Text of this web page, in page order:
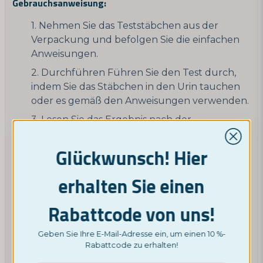
Gebrauchsanweisung:
Nehmen Sie das Teststäbchen aus der
Verpackung und befolgen Sie die einfachen
Anweisungen.
Durchführen Führen Sie den Test durch,
indem Sie das Stäbchen in den Urin tauchen
oder es gemäß den Anweisungen verwenden.
Lesen Sie das Ergebnis nach der
Verwenden Sie das Ergebnis, um die
fruchtbarsten Tage Ihres Zyklus zu ermitteln .
Nordischer Test Der Ovulationstest ist ein zuverlässiger
mit dem Nordictest Ovulationstest die besten Chancen,
heute Ihr Paket und übernehmen Sie die Kontrolle
Glückwunsch! Hier
erhalten Sie einen
Rabattcode von uns!
Geben Sie Ihre E-Mail-Adresse ein, um einen 10 %-
Rabattcode zu erhalten!